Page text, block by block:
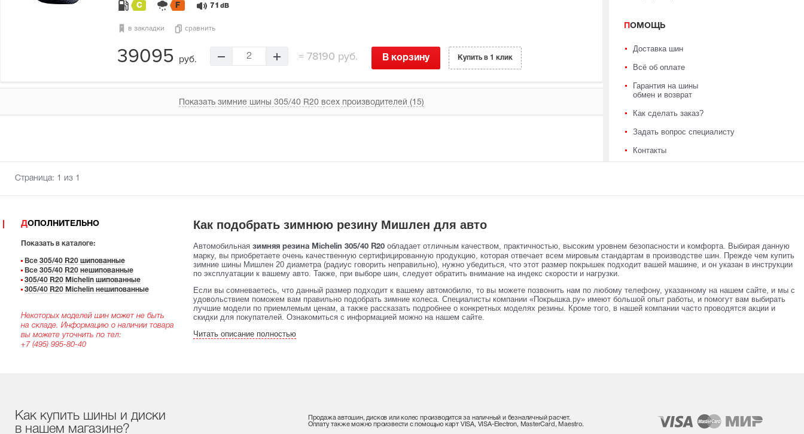
C F 71 dB
в закладки сравнить
39095 руб. 2 = 78190 руб. В корзину Купить в 1 клик
Показать зимние шины 305/40 R20 всех производителей (15)
ПОМОЩЬ
Доставка шин
Всё об оплате
Гарантия на шины
обмен и возврат
Как сделать заказ?
Задать вопрос специалисту
Контакты
Страница: 1 из 1
ДОПОЛНИТЕЛЬНО
Показать в каталоге:
Все 305/40 R20 шипованные
Все 305/40 R20 нешипованные
305/40 R20 Michelin шипованные
305/40 R20 Michelin нешипованные
Некоторых моделей шин может не быть
на складе. Информацию о наличии товара
вы можете уточнить по тел:
+7 (495) 995-80-40
Как подобрать зимнюю резину Мишлен для авто
Автомобильная зимняя резина Michelin 305/40 R20 обладает отличным качеством, практичностью, высоким уровнем безопасности и комфорта. Выбирая данную
марку, вы приобретаете очень качественную сертифицированную продукцию, которая отвечает всем мировым стандартам в производстве шин. Прежде чем купить
зимние шины Мишлен 20 диаметра (радиус говорить неправильно), нужно убедиться, что этот размер покрышек подходит вашей машине, и он указан в инструкции
по эксплуатации к вашему авто. Также, при выборе шин, следует обратить внимание на индекс скорости и нагрузки.
Если вы сомневаетесь, что данный размер подходит к вашему автомобилю, то вы можете позвонить нам по любому телефону, указанному на нашем сайте, и мы с
удовольствием поможем вам правильно подобрать зимние колеса. Специалисты компании «Покрышка.ру» имеют большой опыт работы, и помогут вам выбирать
лучшие модели по приемлемым ценам, а также рассказать подробнее о конкретных моделях резины. Кроме того, в нашей компании часто проводятся акции и
скидки для покупателей. Ознакомиться с информацией можно на нашем сайте.
Читать описание полностью
Как купить шины и диски
в нашем магазине?
Продажа автошин, дисков или колес производится за наличный и безналичный расчет.
Оплату также можно произвести с помощью карт VISA, VISA-Electron, MasterCard, Maestro.